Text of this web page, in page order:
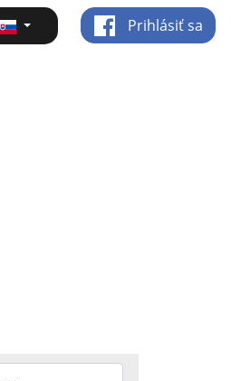
Prihlásiť sa